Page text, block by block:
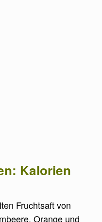
Kalorien
Fruchtsaft von
Orange und